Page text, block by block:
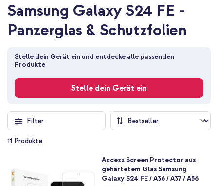
Samsung Galaxy S24 FE -
Panzerglas & Schutzfolien
Stelle dein Gerät ein und entdecke alle passenden
Produkte
Stelle dein Gerät ein
Filter
11 Produkte
Accezz Screen Protector aus
gehärtetem Glas Samsung
Galaxy S24 FE / A36 / A37 / A56